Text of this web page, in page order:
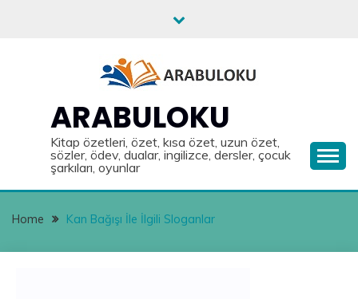
ARABULOKU
Kitap özetleri, özet, kısa özet, uzun özet,
sözler, ödev, dualar, ingilizce, dersler, çocuk
şarkıları, oyunlar
Home Kan Bağışı İle İlgili Sloganlar